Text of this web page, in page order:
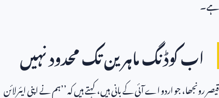
اب کوڈنگ ماہرین تک محدود نہیں
قیصر رونجھا، جو اردو اے آئی کے بانی ہیں، کہتے ہیں کہ ’’ہم نے اپنی ایئرلائن